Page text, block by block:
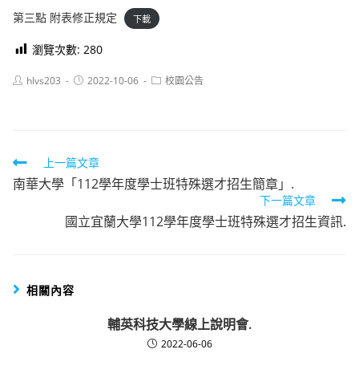
第三點 附表修正規定 下載
瀏覽次數: 280
Posthlvs203
Post2022-10-06
Post校園公告
Read
more
上一篇文章
南華大學「112學年度學士班特殊選才招生簡章」.
下一篇文章
國立宜蘭大學112學年度學士班特殊選才招生資訊.
相關內容
輔英科技大學線上說明會.
2022-06-06